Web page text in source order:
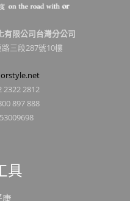
有限公司台灣分公司
三段287號10樓
2322 2812
897 888
具
康